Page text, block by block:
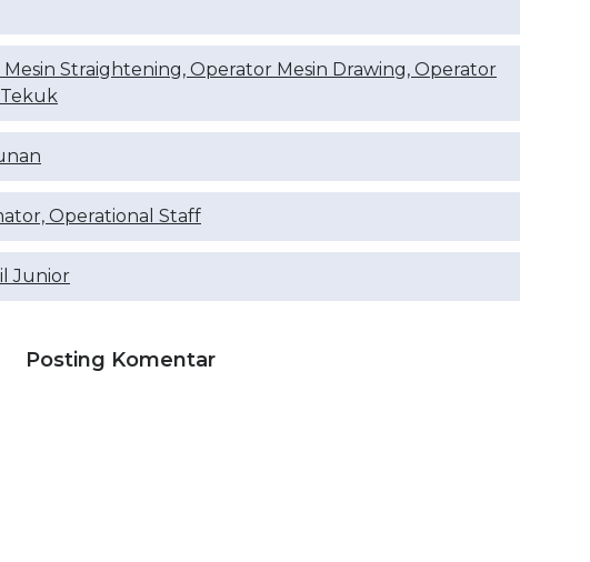
Straightening, Operator Mesin Drawing, Operator
Operational Staff
Junior
Posting Komentar